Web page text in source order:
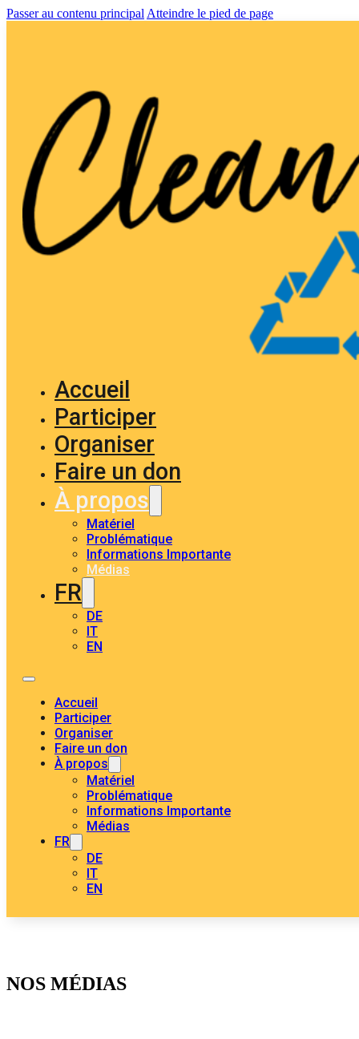
Passer au contenu principal Atteindre le pied de page
Accueil
Participer
Organiser
Faire un don
À propos
Matériel
Problématique
Informations Importante
Médias
FR
DE
IT
EN
Accueil
Participer
Organiser
Faire un don
À propos
Matériel
Problématique
Informations Importante
Médias
FR
DE
IT
EN
NOS MÉDIAS